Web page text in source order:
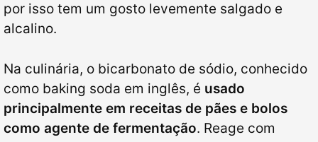
por isso tem um gosto levemente salgado e
alcalino.
Na culinária, o bicarbonato de sódio, conhecido
como baking soda em inglês, é usado
principalmente em receitas de pães e bolos
como agente de fermentação. Reage com